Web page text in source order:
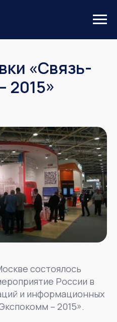
«Связь-
2015»
состоялось
России в
и информационных
– 2015».